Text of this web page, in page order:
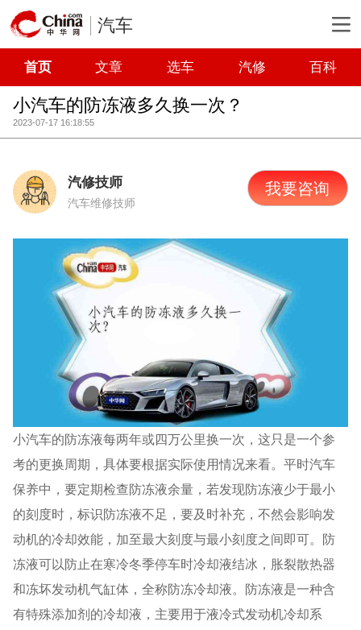
汽车
首页 文章 选车 汽修 百科
小汽车的防冻液多久换一次？
2023-07-17 16:18:55
汽修技师
汽车维修技师
我要咨询
小汽车的防冻液每两年或四万公里换一次，这只是一个参
考的更换周期，具体要根据实际使用情况来看。平时汽车
保养中，要定期检查防冻液余量，若发现防冻液少于最小
的刻度时，标识防冻液不足，要及时补充，不然会影响发
动机的冷却效能，加至最大刻度与最小刻度之间即可。防
冻液可以防止在寒冷冬季停车时冷却液结冰，胀裂散热器
和冻坏发动机气缸体，全称防冻冷却液。防冻液是一种含
有特殊添加剂的冷却液，主要用于液冷式发动机冷却系